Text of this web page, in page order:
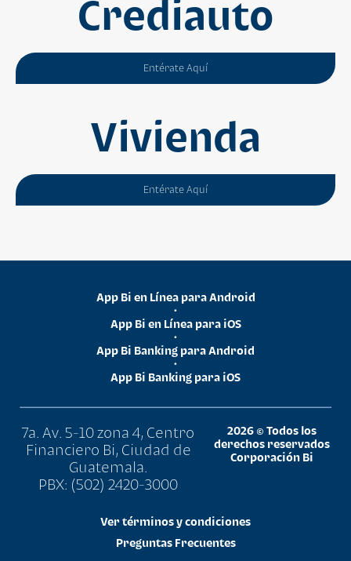
Crediauto
Entérate Aquí
Vivienda
Entérate Aquí
App Bi en Línea para Android
•
App Bi en Línea para iOS
•
App Bi Banking para Android
•
App Bi Banking para iOS
7a. Av. 5-10 zona 4, Centro
Financiero Bi, Ciudad de
Guatemala.
PBX: (502) 2420-3000
2026 © Todos los
derechos reservados
Corporación Bi
Ver términos y condiciones
Preguntas Frecuentes